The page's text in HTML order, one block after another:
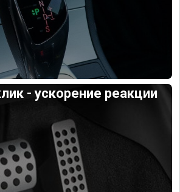
- ускорение реакции